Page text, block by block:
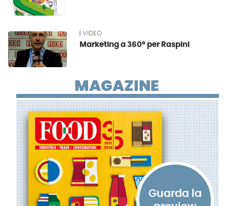
VIDEO
Marketing a 360° per Raspini
MAGAZINE